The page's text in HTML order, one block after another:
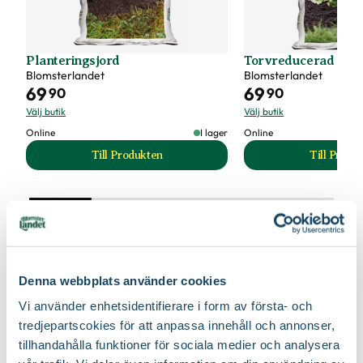
Denna webbplats använder cookies
Vi använder enhetsidentifierare i form av första- och
tredjepartscokies för att anpassa innehåll och annonser,
tillhandahålla funktioner för sociala medier och analysera
Planteringsjord
Blomsterlandet
6990
Välj butik
Online
I lager
Till Produkten
till Planteringsjord produktsida
Torvreducerad
Blomsterlandet
6990
Välj butik
Online
Till
Lär dig mer om jord och gödsel